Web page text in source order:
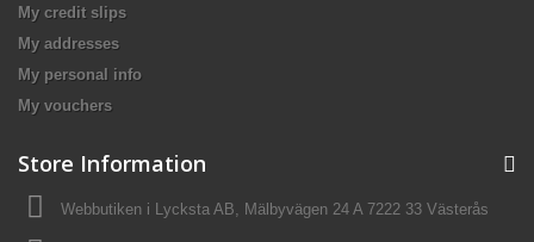
My credit slips
My addresses
My personal info
My vouchers
Store Information
Webbutiken i Lycksta AB, Mälbyvägen 24 A 7222 33 Västerås